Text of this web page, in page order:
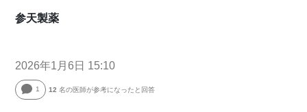
参天製薬
2026年1月6日 15:10
1 12 名の医師が参考になったと回答